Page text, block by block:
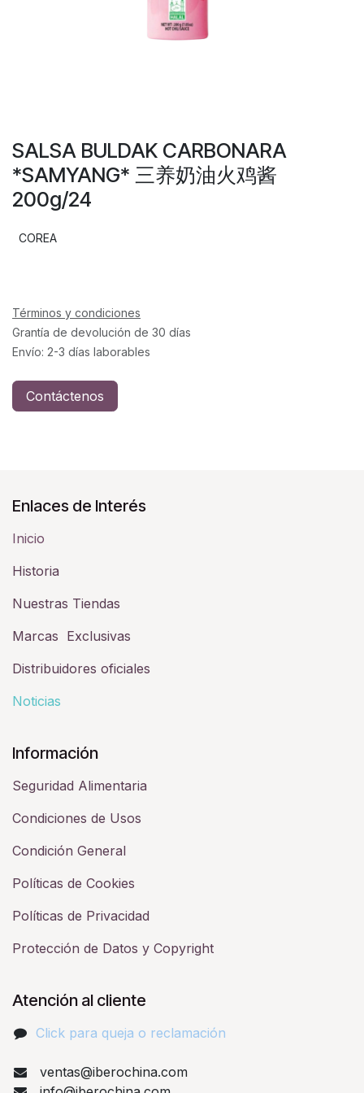
SALSA BULDAK CARBONARA
*SAMYANG* 三养奶油火鸡酱
200g/24
COREA
Términos y condiciones
Grantía de devolución de 30 días
Envío: 2-3 días laborables
Contáctenos
Enlaces de Interés
Inicio
Historia​
Nuestras Tiendas
Marcas Exclusivas
Distribuidores oficiales
Noticias
Información
Seguridad Alimentaria
Condiciones de Usos
Condición General
Políticas de Cookies
Políticas de Privacidad
Protección de Datos y Copyright
Atención al cliente
Click para queja o reclamación​
ventas@iberochina.com